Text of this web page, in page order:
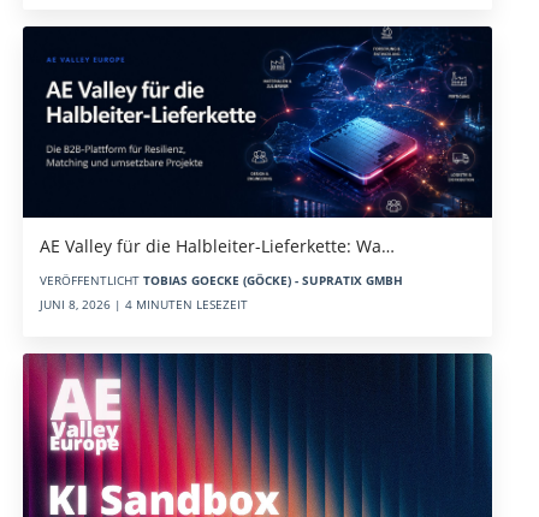
AE Valley für die Halbleiter-Lieferkette: Wa…
VERÖFFENTLICHT TOBIAS GOECKE (GÖCKE) - SUPRATIX GMBH
JUNI 8, 2026 | 4 MINUTEN LESEZEIT